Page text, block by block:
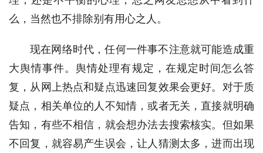
么，当然也不排除别有用心之人。
现在网络时代，任何一件事不注意就可能造成重
大舆情事件。舆情处理有规定，在规定时间怎么答
复，从网上热点和疑点迅速回复效果会更好。对于质
疑点，相关单位的人不知情，或者无关，直接就明确
告知，有些不相信，就会想办法去搜索核实。但如果
不回复，就容易产生误会，让人猜测太多，进而出现